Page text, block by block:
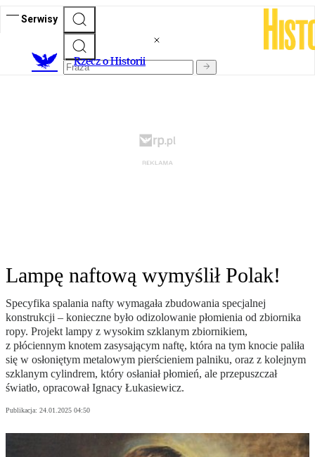
Serwisy
Rzecz o Historii
Lampę naftową wymyślił Polak!
Specyfika spalania nafty wymagała zbudowania specjalnej
konstrukcji – konieczne było odizolowanie płomienia od zbiornika
ropy. Projekt lampy z wysokim szklanym zbiornikiem,
z płóciennym knotem zasysającym naftę, która na tym knocie paliła
się w osłoniętym metalowym pierścieniem palniku, oraz z kolejnym
szklanym cylindrem, który osłaniał płomień, ale przepuszczał
światło, opracował Ignacy Łukasiewicz.
Publikacja: 24.01.2025 04:50